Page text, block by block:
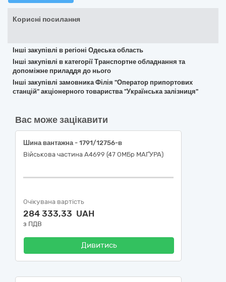
Корисні посилання
Інші закупівлі в регіоні Одеська область
Інші закупівлі в категорії Транспортне обладнання та
допоміжне приладдя до нього
Інші закупівлі замовника Філія "Оператор припортових
станцій" акціонерного товариства "Українська залізниця"
Вас може зацікавити
Шина вантажна - 1791/12756-в
Військова частина А4699 (47 ОМБр МАҐУРА)
Очікувана вартість
284 333,33 UAH
з ПДВ
Дивитись